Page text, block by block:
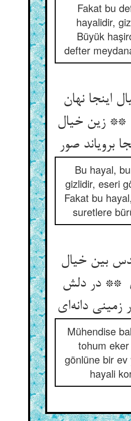
Fakat bu
hayalidir,
Büyük
defter
اینجا نهان
** زین خیال
Bu hayal,
gizlidir, eseri
Fakat bu
suretlere
بین خیال
** در دلش
Mühendise
tohum
gönlüne bir ev
hayali